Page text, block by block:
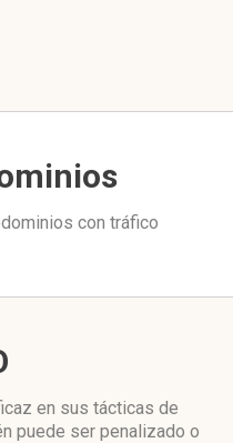
con tráfico
en sus tácticas de
puede ser penalizado o